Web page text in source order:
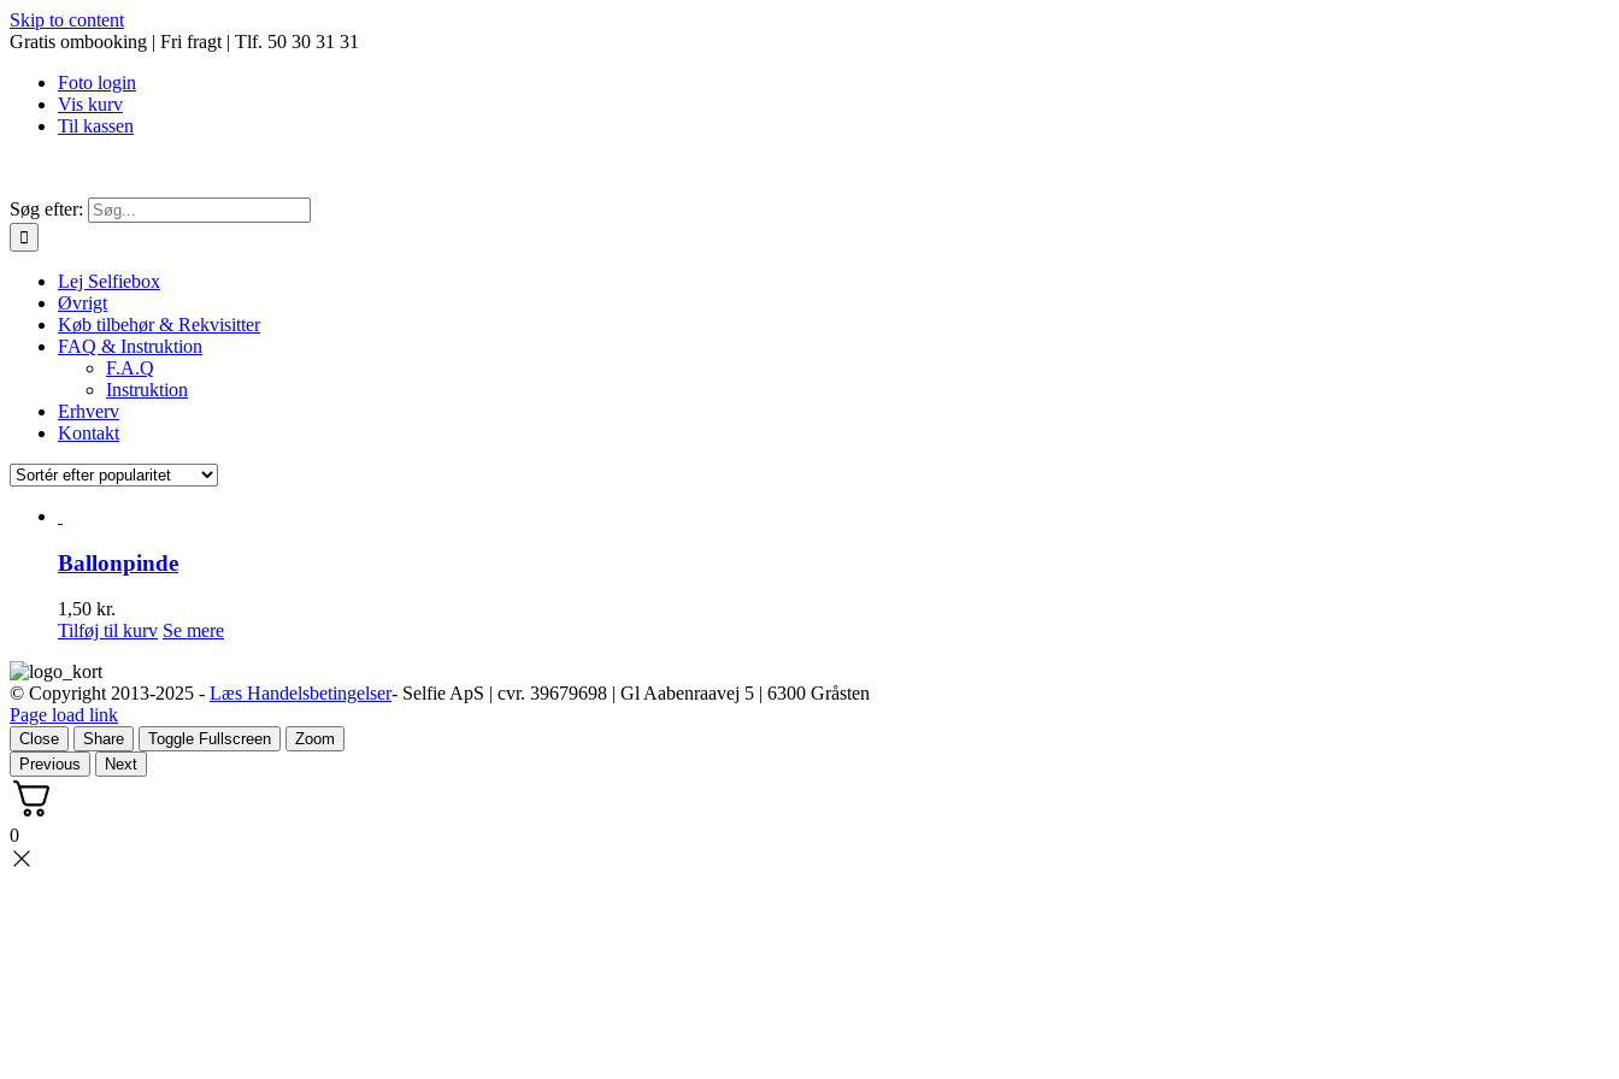
Skip to content
Gratis ombooking | Fri fragt | Tlf. 50 30 31 31
Foto login
Vis kurv
Til kassen
Søg efter:
Lej Selfiebox
Øvrigt
Køb tilbehør & Rekvisitter
FAQ & Instruktion
F.A.Q
Instruktion
Erhverv
Kontakt
Ballonpinde
1,50 kr.
Tilføj til kurv Se mere
© Copyright 2013-2025 - Læs Handelsbetingelser- Selfie ApS | cvr. 39679698 | Gl Aabenraavej 5 | 6300 Gråsten
Page load link
Close Share Toggle Fullscreen
Zoom
Previous
Next
0